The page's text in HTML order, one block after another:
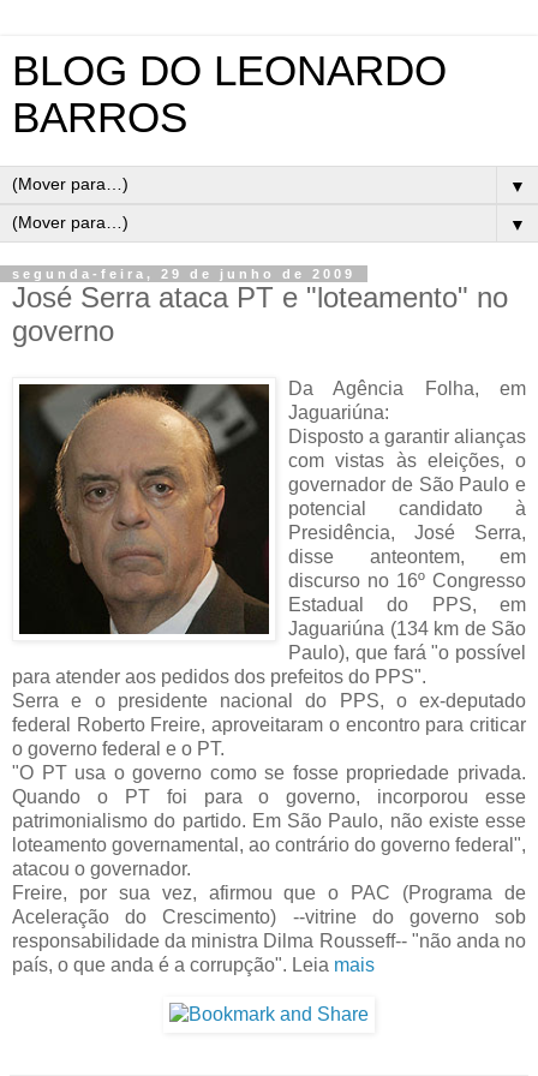
BLOG DO LEONARDO
BARROS
▼
▼
segunda-feira, 29 de junho de 2009
José Serra ataca PT e "loteamento" no
governo
Da Agência Folha, em
Jaguariúna:
Disposto a garantir alianças
com vistas às eleições, o
governador de São Paulo e
potencial candidato à
Presidência, José Serra,
disse anteontem, em
discurso no 16º Congresso
Estadual do PPS, em
Jaguariúna (134 km de São
Paulo), que fará "o possível
para atender aos pedidos dos prefeitos do PPS".
Serra e o presidente nacional do PPS, o ex-deputado
federal Roberto Freire, aproveitaram o encontro para criticar
o governo federal e o PT.
"O PT usa o governo como se fosse propriedade privada.
Quando o PT foi para o governo, incorporou esse
patrimonialismo do partido. Em São Paulo, não existe esse
loteamento governamental, ao contrário do governo federal",
atacou o governador.
Freire, por sua vez, afirmou que o PAC (Programa de
Aceleração do Crescimento) --vitrine do governo sob
responsabilidade da ministra Dilma Rousseff-- "não anda no
país, o que anda é a corrupção". Leia mais